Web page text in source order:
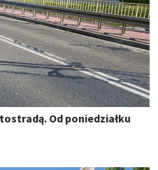
Od poniedziałku